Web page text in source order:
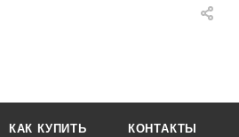
КАК КУПИТЬ КОНТАКТЫ